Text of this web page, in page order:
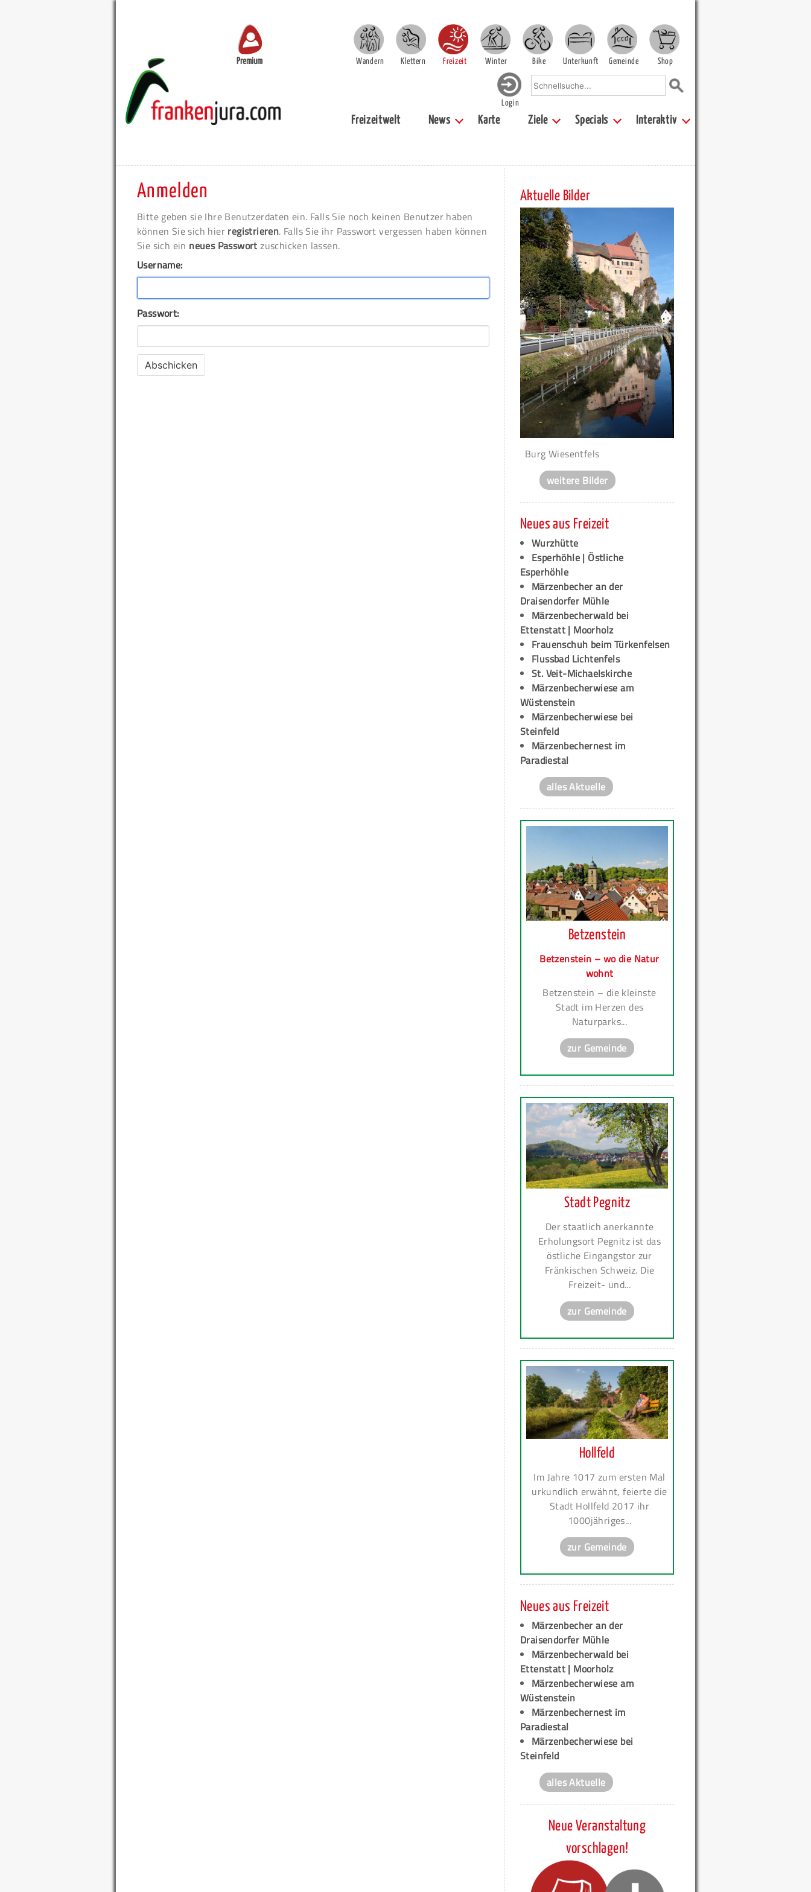
Premium Wandern Klettern Freizeit Winter Bike Unterkunft Gemeinde Shop
Login
Freizeitwelt News Karte Ziele Specials Interaktiv
Anmelden
Bitte geben sie Ihre Benutzerdaten ein. Falls Sie noch keinen Benutzer haben
können Sie sich hier registrieren. Falls Sie ihr Passwort vergessen haben können
Sie sich ein neues Passwort zuschicken lassen.
Username:
Passwort:
Aktuelle Bilder
Burg Wiesentfels
weitere Bilder
Neues aus Freizeit
Wurzhütte
Esperhöhle | Östliche
Esperhöhle
Märzenbecher an der
Draisendorfer Mühle
Märzenbecherwald bei
Ettenstatt | Moorholz
Frauenschuh beim Türkenfelsen
Flussbad Lichtenfels
St. Veit-Michaelskirche
Märzenbecherwiese am
Wüstenstein
Märzenbecherwiese bei
Steinfeld
Märzenbechernest im
Paradiestal
alles Aktuelle
Betzenstein
Betzenstein – wo die Natur
wohnt
Betzenstein – die kleinste
Stadt im Herzen des
Naturparks...
zur Gemeinde
Stadt Pegnitz
Der staatlich anerkannte
Erholungsort Pegnitz ist das
östliche Eingangstor zur
Fränkischen Schweiz. Die
Freizeit- und...
zur Gemeinde
Hollfeld
Im Jahre 1017 zum ersten Mal
urkundlich erwähnt, feierte die
Stadt Hollfeld 2017 ihr
1000jähriges...
zur Gemeinde
Neues aus Freizeit
Märzenbecher an der
Draisendorfer Mühle
Märzenbecherwald bei
Ettenstatt | Moorholz
Märzenbecherwiese am
Wüstenstein
Märzenbechernest im
Paradiestal
Märzenbecherwiese bei
Steinfeld
alles Aktuelle
Neue Veranstaltung
vorschlagen!